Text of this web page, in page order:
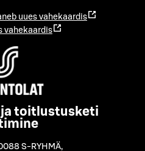
uues vahekaardis
vahekaardis
toitlustusketi
S-RYHMÄ,